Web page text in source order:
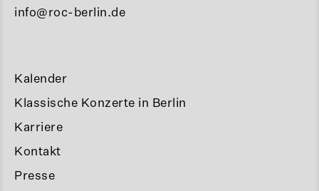
info@roc-berlin.de
Kalender
Klassische Konzerte in Berlin
Karriere
Kontakt
Presse